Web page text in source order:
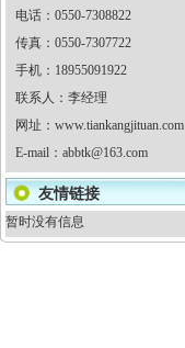
电话：0550-7308822
传真：0550-7307722
手机：18955091922
联系人：李经理
网址： www.tiankangjituan.com
E-mail： abbtk@163.com
友情链接
暂时没有信息